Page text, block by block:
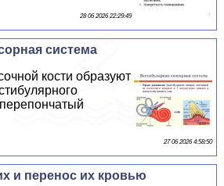
28 06 2026 22:29:49
система
кости образуют
27 06 2026 4:58:50
и перенос их кровью